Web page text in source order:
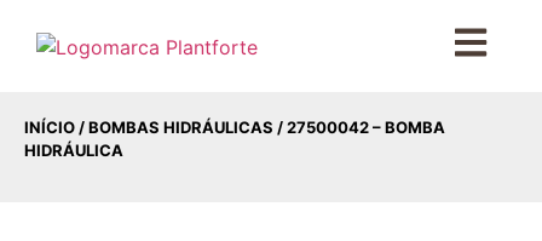
INÍCIO /BOMBAS HIDRÁULICAS / 27500042 – BOMBA
HIDRÁULICA